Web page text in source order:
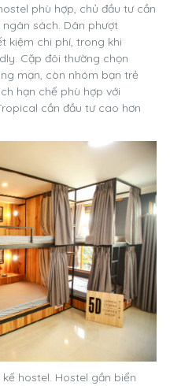
phù hợp, chủ đầu tư cần
sách. Dân phượt
kiệm chi phí, trong khi
Cặp đôi thường chọn
mạn, còn nhóm bạn trẻ
hạn chế phù hợp với
cần đầu tư cao hơn
hostel. Hostel gần biển